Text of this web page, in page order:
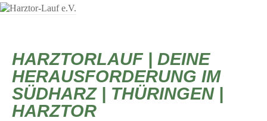
HARZTORLAUF | DEINE
HERAUSFORDERUNG IM
SÜDHARZ | THÜRINGEN |
HARZTOR